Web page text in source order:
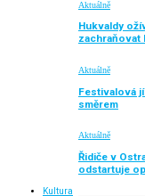
Aktuálně
Hukvaldy
zachraňovat
Aktuálně
Festivalová
směrem
Aktuálně
Řidiče v
odstartuje
Kultura